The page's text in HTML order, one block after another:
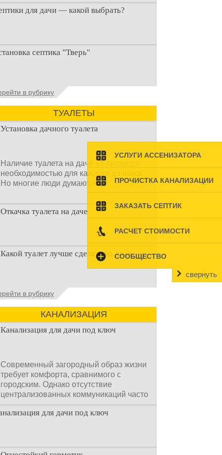
УСЛУГИ АССЕНИЗАТОРА
ПРОЧИСТКА КАНАЛИЗАЦИИ
ЗАКАЗАТЬ СЕПТИК
РАСЧЕТ СТОИМОСТИ
СООБЩЕСТВО
свернуть
для дачи — какой выбрать?
строительстве дачи одной из
задач становится
септика "Тверь"
септика Тверь - важнейший
утилизации сточных вод в частных
и на загородных
в рубрику
ТУАЛЕТЫ
Установка дачного туалета
Наличие туалета на даче не является
необходимостью для каждого дачника.
Но многие люди думают, что
Откачка туалета на даче
Туалет на даче – это первая постройка,
которая изначально строится на дачном
Какой туалет лучше сделать на даче
Когда люди долгое время прибывают на
дачном участке, то им приходится
подстраивать все условия
в рубрику
КАНАЛИЗАЦИЯ
Канализация для дачи под ключ
Современный загородный образ жизни
требует комфорта, сравнимого с
городским. Однако отсутствие
централизованных коммуникаций часто
становится главным препятствием.
Многие владельцы ошибочно полагают,
для дачи под ключ